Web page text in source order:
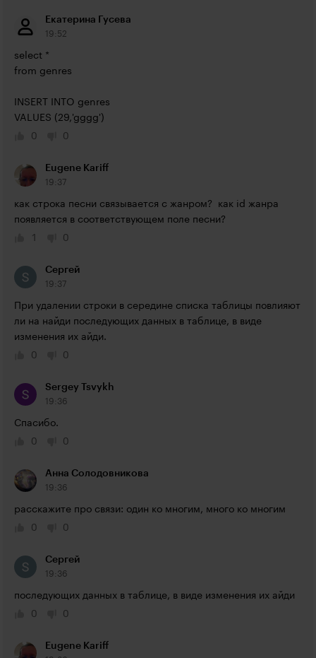
Екатерина Гусева
19:52
select *
from genres
INSERT INTO genres
VALUES (29,'gggg')
0
0
Eugene Kariff
19:37
как строка песни связывается с жанром?  как id жанра
появляется в соответствующем поле песни?
1
0
Сергей
19:37
При удалении строки в середине списка таблицы повлияют
ли на найди последующих данных в таблице, в виде
изменения их айди.
0
0
Sergey Tsvykh
19:36
Спасибо.
0
0
Анна Солодовникова
19:36
расскажите про связи: один ко многим, много ко многим
0
0
Сергей
19:36
последующих данных в таблице, в виде изменения их айди
0
0
Eugene Kariff